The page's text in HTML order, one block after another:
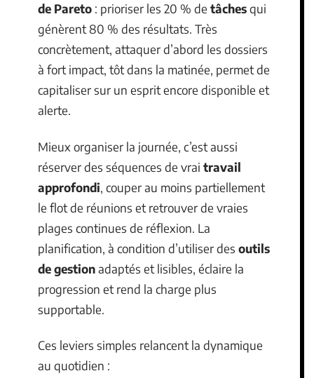
de Pareto : prioriser les 20 % de tâchesqui
génèrent 80 % des résultats. Très
concrètement, attaquer d’abord les dossiers
à fort impact, tôt dans la matinée, permet de
capitaliser sur un esprit encore disponible et
alerte.
Mieux organiser la journée, c’est aussi
réserver des séquences de vrai travail
approfondi, couper au moins partiellement
le flot de réunions et retrouver de vraies
plages continues de réflexion. La
planification, à condition d’utiliser des outils
de gestionadaptés et lisibles, éclaire la
progression et rend la charge plus
supportable.
Ces leviers simples relancent la dynamique
au quotidien :